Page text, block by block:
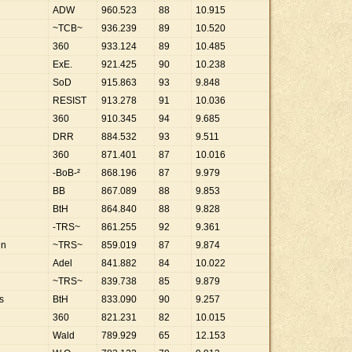
ADW 960.523 88 10.915
~TCB~
936.239 89 10.520
360
933.124 89 10.485
ExE.
921.425 90 10.238
SoD
915.863 93 9.848
RESIST
913.278 91 10.036
360
910.345 94 9.685
DRR
884.532 93 9.511
360
871.401 87 10.016
-BoB-²
868.196 87 9.979
BB
867.089 88 9.853
BtH
864.840 88 9.828
-TRS~
861.255 92 9.361
~TRS~ 859.019 87 9.874
Adel
841.882 84 10.022
~TRS~
839.738 85 9.879
BtH 833.090 90 9.257
360
821.231 82 10.015
Wald
789.929 65 12.153